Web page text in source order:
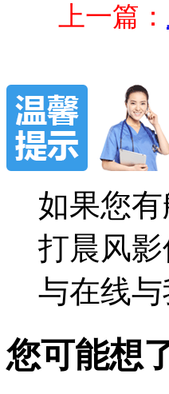
上一篇：
如果您
打晨风影
与在线
您可能想